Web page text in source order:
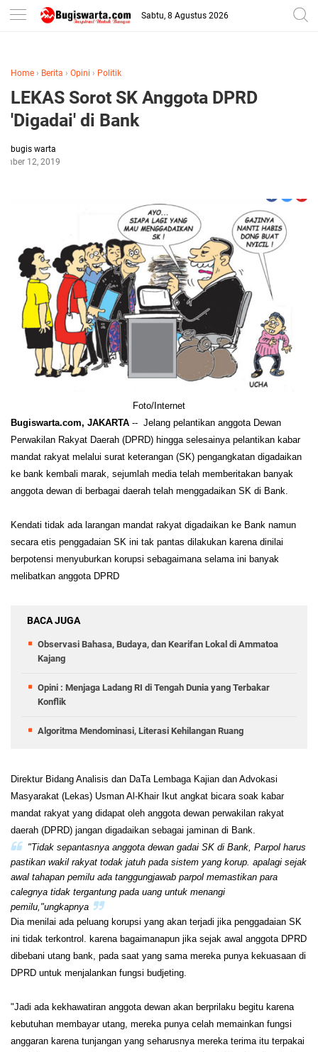
-->
Sabtu, 8 Agustus 2026
Home › Berita › Opini › Politik
LEKAS Sorot SK Anggota DPRD
'Digadai' di Bank
bugis warta
12, 2019
Foto/Internet
Bugiswarta.com, JAKARTA -- Jelang pelantikan anggota Dewan
Perwakilan Rakyat Daerah (DPRD) hingga selesainya pelantikan kabar
mandat rakyat melalui surat keterangan (SK) pengangkatan digadaikan
ke bank kembali marak, sejumlah media telah memberitakan banyak
anggota dewan di berbagai daerah telah menggadaikan SK di Bank.
Kendati tidak ada larangan mandat rakyat digadaikan ke Bank namun
secara etis penggadaian SK ini tak pantas dilakukan karena dinilai
berpotensi menyuburkan korupsi sebagaimana selama ini banyak
melibatkan anggota DPRD
BACA JUGA
Observasi Bahasa, Budaya, dan Kearifan Lokal di Ammatoa
Kajang
Opini : Menjaga Ladang RI di Tengah Dunia yang Terbakar
Konflik
Algoritma Mendominasi, Literasi Kehilangan Ruang
Direktur Bidang Analisis dan DaTa Lembaga Kajian dan Advokasi
Masyarakat (Lekas) Usman Al-Khair Ikut angkat bicara soak kabar
mandat rakyat yang didapat oleh anggota dewan perwakilan rakyat
daerah (DPRD) jangan digadaikan sebagai jaminan di Bank.
"Tidak sepantasnya anggota dewan gadai SK di Bank, Parpol harus
pastikan wakil rakyat todak jatuh pada sistem yang korup. apalagi sejak
awal tahapan pemilu ada tanggungjawab parpol memastikan para
calegnya tidak tergantung pada uang untuk menangi
pemilu,"ungkapnya
Dia menilai ada peluang korupsi yang akan terjadi jika penggadaian SK
ini tidak terkontrol. karena bagaimanapun jika sejak awal anggota DPRD
dibebani utang bank, pada saat yang sama mereka punya kekuasaan di
DPRD untuk menjalankan fungsi budjeting.
"Jadi ada kekhawatiran anggota dewan akan berprilaku begitu karena
kebutuhan membayar utang, mereka punya celah memainkan fungsi
anggaran karena tunjangan yang seharusnya mereka terima itu terpakai